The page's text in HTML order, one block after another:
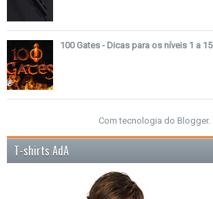
100 Gates - Dicas para os níveis 1 a 15
Com tecnologia do Blogger.
T-shirts AdA